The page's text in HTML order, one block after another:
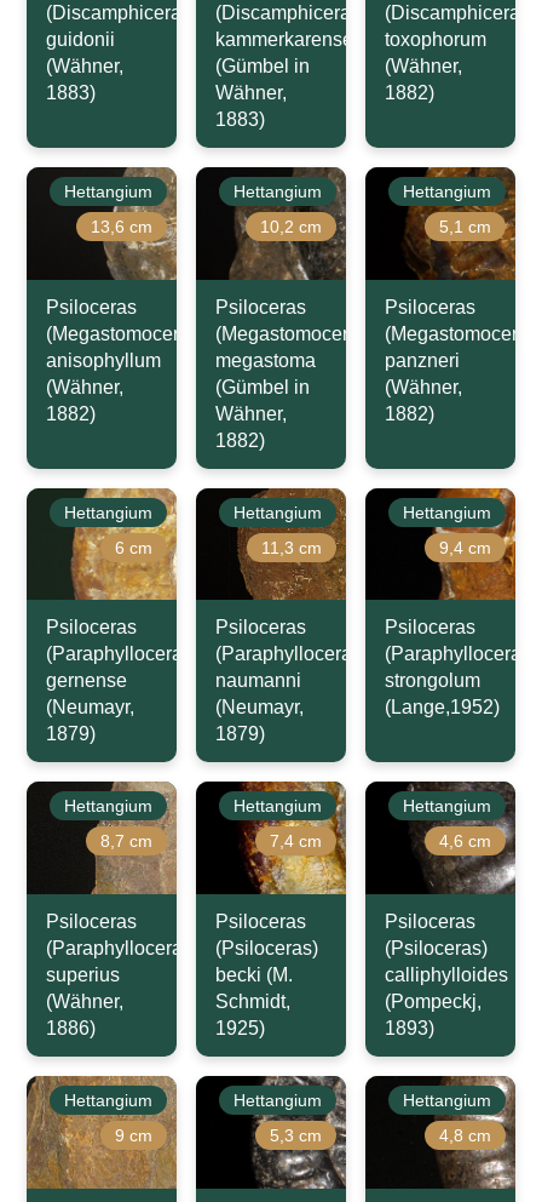
(Discamphiceras)
guidonii
(Wähner,
1883)
(Discamphiceras)
kammerkarense
(Gümbel in
Wähner,
1883)
(Discamphiceras)
toxophorum
(Wähner,
1882)
Hettangium
13,6 cm
Psiloceras
(Megastomoceras)
anisophyllum
(Wähner,
1882)
Hettangium
10,2 cm
Psiloceras
(Megastomoceras)
megastoma
(Gümbel in
Wähner,
1882)
Hettangium
5,1 cm
Psiloceras
panzneri
(Wähner,
1882)
Hettangium
6 cm
Psiloceras
(Paraphylloceras)
gernense
(Neumayr,
1879)
Hettangium
11,3 cm
Psiloceras
(Paraphylloceras)
naumanni
(Neumayr,
1879)
Hettangium
9,4 cm
Psiloceras
(Paraphylloceras)
strongolum
(Lange,1952)
Hettangium
8,7 cm
Psiloceras
(Paraphylloceras)
superius
(Wähner,
1886)
Hettangium
7,4 cm
Psiloceras
(Psiloceras)
becki (M.
Schmidt,
1925)
Hettangium
4,6 cm
Psiloceras
(Psiloceras)
calliphylloides
(Pompeckj,
1893)
Hettangium
9 cm
Hettangium
5,3 cm
Hettangium
4,8 cm